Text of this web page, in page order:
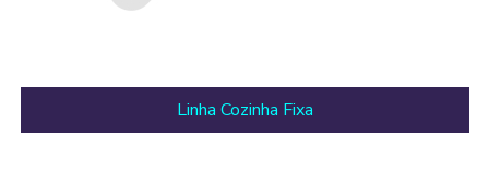
Linha Cozinha Fixa